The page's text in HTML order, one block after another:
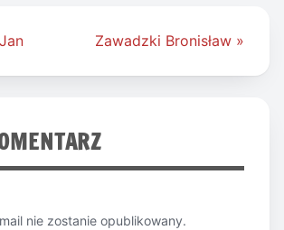
Zawadzki Bronisław »
nie zostanie opublikowany.